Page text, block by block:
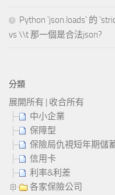
Python `json.loads` 的
vs \\t 那一個是合法json?
分類
展開所有 | 收合所有
中小企業
保障型
保險局仇視短年期儲
信用卡
利率&利差
各家保險公司